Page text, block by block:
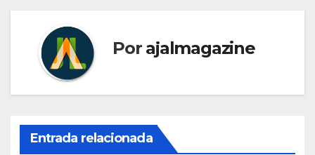
Por ajalmagazine
Entrada relacionada